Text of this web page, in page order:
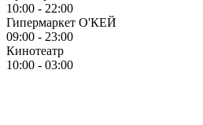
10:00 - 22:00
Гипермаркет О'КЕЙ
09:00 - 23:00
Кинотеатр
10:00 - 03:00